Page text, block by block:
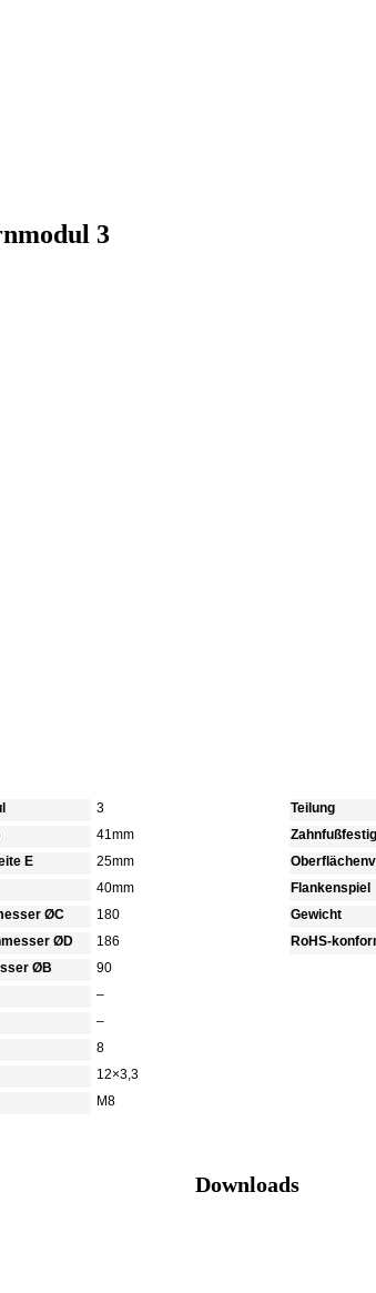
3
3
41mm
E
25mm
40mm
ØC
180
ØD
186
ØB
90
–
–
8
12×3,3
M8
Teilung
Flankenspiel
Gewicht
RoHS-
Downloads